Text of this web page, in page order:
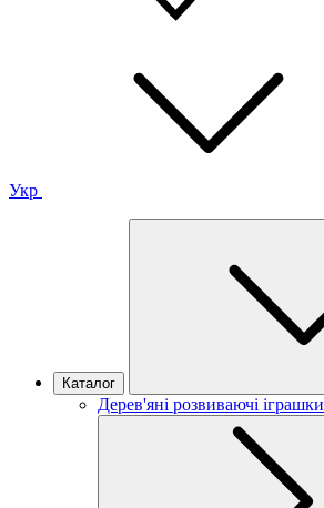
Укр
Каталог
Дерев'яні розвиваючі іграшки